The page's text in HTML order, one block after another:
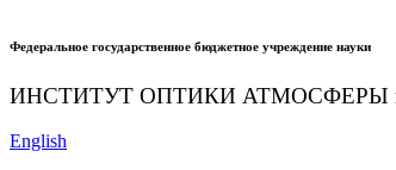
Федеральное государственное бюджетное учреждение науки
ИНСТИТУТ ОПТИКИ АТМОСФЕРЫ
English